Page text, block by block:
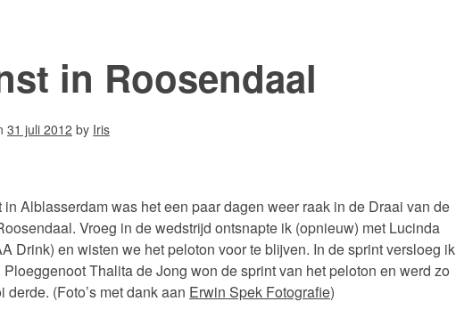
in Roosendaal
31 juli 2012 by Iris
in Alblasserdam was het een paar dagen weer raak in de Draai van de
Vroeg in de wedstrijd ontsnapte ik (opnieuw) met Lucinda
Drink) en wisten we het peloton voor te blijven. In de sprint versloeg ik
Ploeggenoot Thalita de Jong won de sprint van het peloton en werd zo
derde. (Foto’s met dank aan Erwin Spek Fotografie)